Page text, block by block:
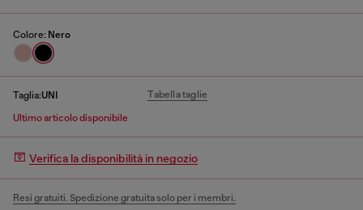
Colore: Nero
Taglia:UNI Tabella taglie
Ultimo articolo disponibile
Verifica la disponibilità in negozio
Resi gratuiti. Spedizione gratuita solo per i membri.